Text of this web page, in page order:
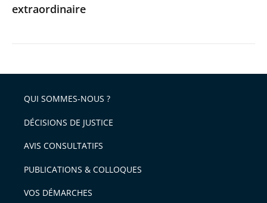
extraordinaire
QUI SOMMES-NOUS ?
DÉCISIONS DE JUSTICE
AVIS CONSULTATIFS
PUBLICATIONS & COLLOQUES
VOS DÉMARCHES